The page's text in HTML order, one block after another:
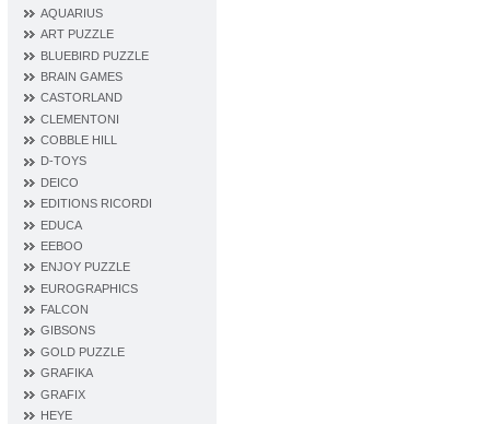
AQUARIUS
ART PUZZLE
BLUEBIRD PUZZLE
BRAIN GAMES
CASTORLAND
CLEMENTONI
COBBLE HILL
D‐TOYS
DEICO
EDITIONS RICORDI
EDUCA
EEBOO
ENJOY PUZZLE
EUROGRAPHICS
FALCON
GIBSONS
GOLD PUZZLE
GRAFIKA
GRAFIX
HEYE